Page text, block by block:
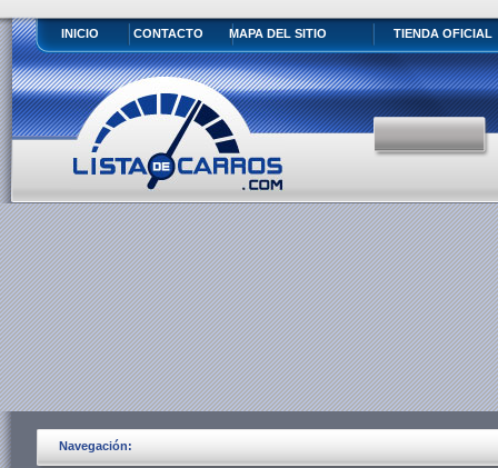
INICIO CONTACTO MAPA DEL SITIO TIENDA OFICIAL
Navegación: